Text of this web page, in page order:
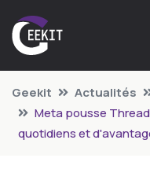
Geekit Actualités
Meta pousse
quotidiens et